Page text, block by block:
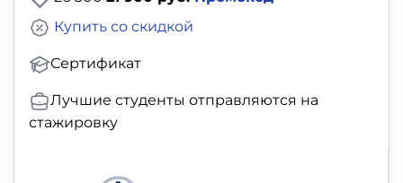
Сертификат
Купить со скидкой
Лучшие студенты отправляются на
стажировку